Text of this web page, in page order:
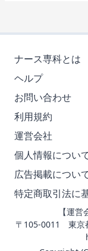
ナース専科とは
ヘルプ
お問い合わせ
利用規約
運営会社
個人情報につい
広告掲載につい
特定商取引法に
【運
〒105-0011 東京